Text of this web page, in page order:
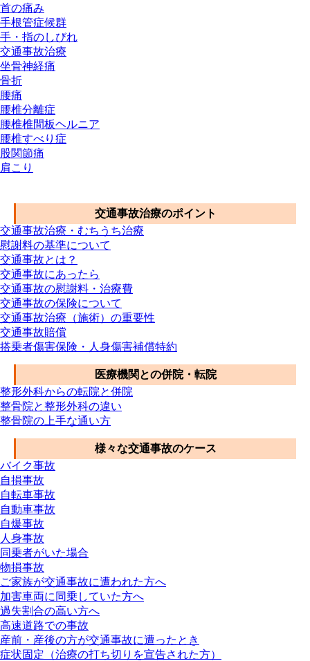
首の痛み
手根管症候群
手・指のしびれ
交通事故治療
坐骨神経痛
骨折
腰痛
腰椎分離症
腰椎椎間板ヘルニア
腰椎すべり症
股関節痛
肩こり
交通事故治療のポイント
交通事故治療・むちうち治療
慰謝料の基準について
交通事故とは？
交通事故にあったら
交通事故の慰謝料・治療費
交通事故の保険について
交通事故治療（施術）の重要性
交通事故賠償
搭乗者傷害保険・人身傷害補償特約
医療機関との併院・転院
整形外科からの転院と併院
整骨院と整形外科の違い
整骨院の上手な通い方
様々な交通事故のケース
バイク事故
自損事故
自転車事故
自動車事故
自爆事故
人身事故
同乗者がいた場合
物損事故
ご家族が交通事故に遭われた方へ
加害車両に同乗していた方へ
過失割合の高い方へ
高速道路での事故
産前・産後の方が交通事故に遭ったとき
症状固定（治療の打ち切りを宣告された方）